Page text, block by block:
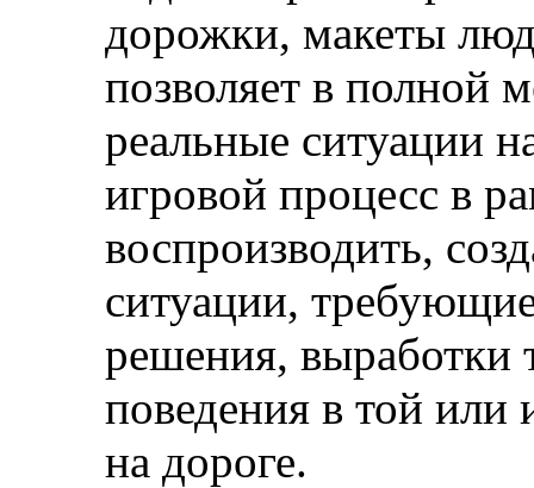
дорожки, макеты
позволяет в полной
реальные ситуации
игровой процесс в
воспроизводить,
ситуации,
решения, выработки
поведения в той или
на дороге.